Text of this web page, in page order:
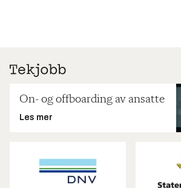
On- og offboarding av ansatte
Les mer